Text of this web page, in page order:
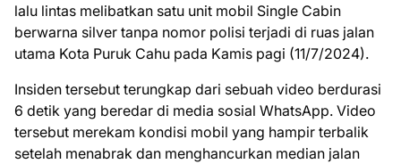
lalu lintas melibatkan satu unit mobil Single Cabin
berwarna silver tanpa nomor polisi terjadi di ruas jalan
utama Kota Puruk Cahu pada Kamis pagi (11/7/2024).
Insiden tersebut terungkap dari sebuah video berdurasi
6 detik yang beredar di media sosial WhatsApp. Video
tersebut merekam kondisi mobil yang hampir terbalik
setelah menabrak dan menghancurkan median jalan